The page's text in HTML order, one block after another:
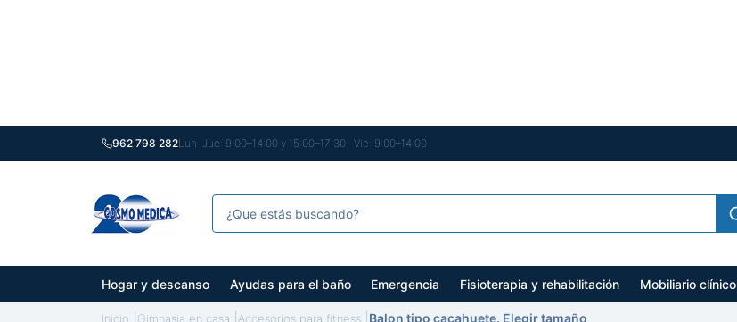
962 798 282Lun–Jue: 9:00–14:00 y 15:00–17:30 · Vie: 9:00–14:00
Hogar y descanso Ayudas para el baño Emergencia Fisioterapia y rehabilitación Mobiliario clínico
Inicio Gimnasia en casa Accesorios para fitness Balon tipo cacahuete. Elegir tamaño